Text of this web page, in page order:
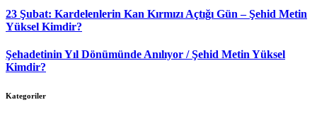
23 Şubat: Kardelenlerin Kan Kırmızı Açtığı Gün – Şehid Metin
Yüksel Kimdir?
Şehadetinin Yıl Dönümünde Anılıyor / Şehid Metin Yüksel
Kimdir?
Kategoriler